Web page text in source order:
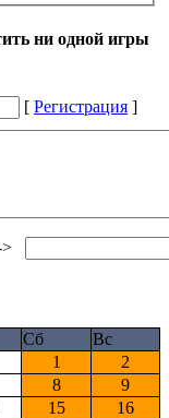
ни одной игры
[ Регистрация ]
>
Сб
Вс
1
2
8
9
15
16